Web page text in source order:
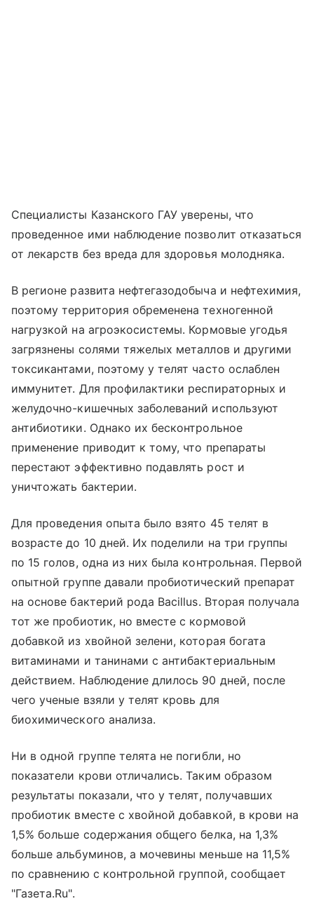
Специалисты Казанского ГАУ уверены, что
проведенное ими наблюдение позволит отказаться
от лекарств без вреда для здоровья молодняка.
В регионе развита нефтегазодобыча и нефтехимия,
поэтому территория обременена техногенной
нагрузкой на агроэкосистемы. Кормовые угодья
загрязнены солями тяжелых металлов и другими
токсикантами, поэтому у телят часто ослаблен
иммунитет. Для профилактики респираторных и
желудочно-кишечных заболеваний используют
антибиотики. Однако их бесконтрольное
применение приводит к тому, что препараты
перестают эффективно подавлять рост и
уничтожать бактерии.
Для проведения опыта было взято 45 телят в
возрасте до 10 дней. Их поделили на три группы
по 15 голов, одна из них была контрольная. Первой
опытной группе давали пробиотический препарат
на основе бактерий рода Bacillus. Вторая получала
тот же пробиотик, но вместе с кормовой
добавкой из хвойной зелени, которая богата
витаминами и танинами с антибактериальным
действием. Наблюдение длилось 90 дней, после
чего ученые взяли у телят кровь для
биохимического анализа.
Ни в одной группе телята не погибли, но
показатели крови отличались. Таким образом
результаты показали, что у телят, получавших
пробиотик вместе с хвойной добавкой, в крови на
1,5% больше содержания общего белка, на 1,3%
больше альбуминов, а мочевины меньше на 11,5%
по сравнению с контрольной группой, сообщает
"Газета.Ru".